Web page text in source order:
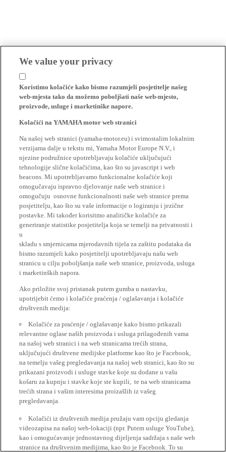
We value your privacy
Koristimo kolačiće kako bismo razumjeli posjetitelje našeg
web-mjesta tako da možemo poboljšati naše web-mjesto,
proizvode, usluge i marketinške napore.
Kolačići na YAMAHA motor web stranici
Na našoj web stranici (yamaha-motor.eu) i svimostalim lokalnim
verzijama dalje u tekstu mi, Yamaha Motor Europe N.V., i
njezine podružnice upotrebljavaju kolačiće uključujući
tehnologije slične kolačićima, kao što su javascript i web
beacons. Mi upotrebljavamo funkcionalne kolačiće koji
omogučavaju ispravno djelovanje naše web stranice i
omogučuju osnovne funkcionalnosti naše web stranice prema
posjetitelju, kao što su vaše informacije o logiranju i jezične
postavke. Mi također korisitmo analitičke kolačiće za
generiranje statistike posjetitelja koja se temelji na privatnosti i
u
skladu s smjernicama mjerodavnih tijela za zaštitu podataka da
bismo razumjeli kako posjetitelji upotrebljavaju našu web
stranicu u cilju poboljšanja naše web stranice, proizvoda, usluga
i marketinških napora.
Ako priložite svoj pristanak putem gumba u nastavku,
upotrijebit ćemo i kolačiće praćenja / oglašavanja i kolačiće
društvenih medija:
Kolačiće za praćenje / oglašavanje kako bismo prikazali
relevantne oglase naših proizvoda i usluga prilagođenih vama
na našoj web stranici i na web stranicama trećih strana,
uključujući društvene medijske platforme kao što je Facebook,
na temelju vašeg pregledavanja na našoj web stranici, kao što su
prikazani proizvodi i usluge stavke koje su dodane u vašu
košaru za kupnju i stavke koje ste kupili, te na web stranicama
trećih strana i vašim interesima proizašlih iz vašeg
pregledavanja.
Kolačići iz društvenih medija pružaju vam opciju gledanja
videozapisa na našoj web-lokaciji (npr. Putem usluge YouTube),
kao i omogućavanje jednostavnog dijeljenja sadržaja s naše web
stranice na društvenim medijima, kao što je Facebook. To su